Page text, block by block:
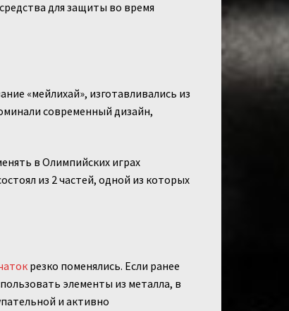
для защиты во время
«мейлихай», изготавливались из
современный дизайн,
в Олимпийских играх
из 2 частей, одной из которых
резко поменялись. Если ранее
элементы из металла, в
и активно